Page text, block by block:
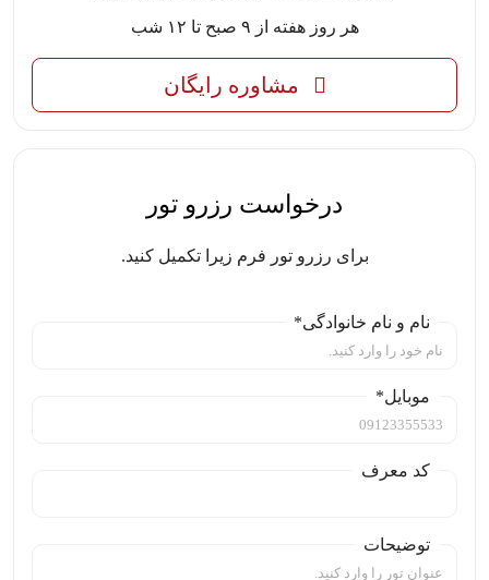
هر روز هفته از ۹ صبح تا ۱۲ شب
مشاوره رایگان
درخواست رزرو تور
برای رزرو تور فرم زیرا تکمیل کنید.
نام و نام خانوادگی*
موبایل*
کد معرف
توضیحات